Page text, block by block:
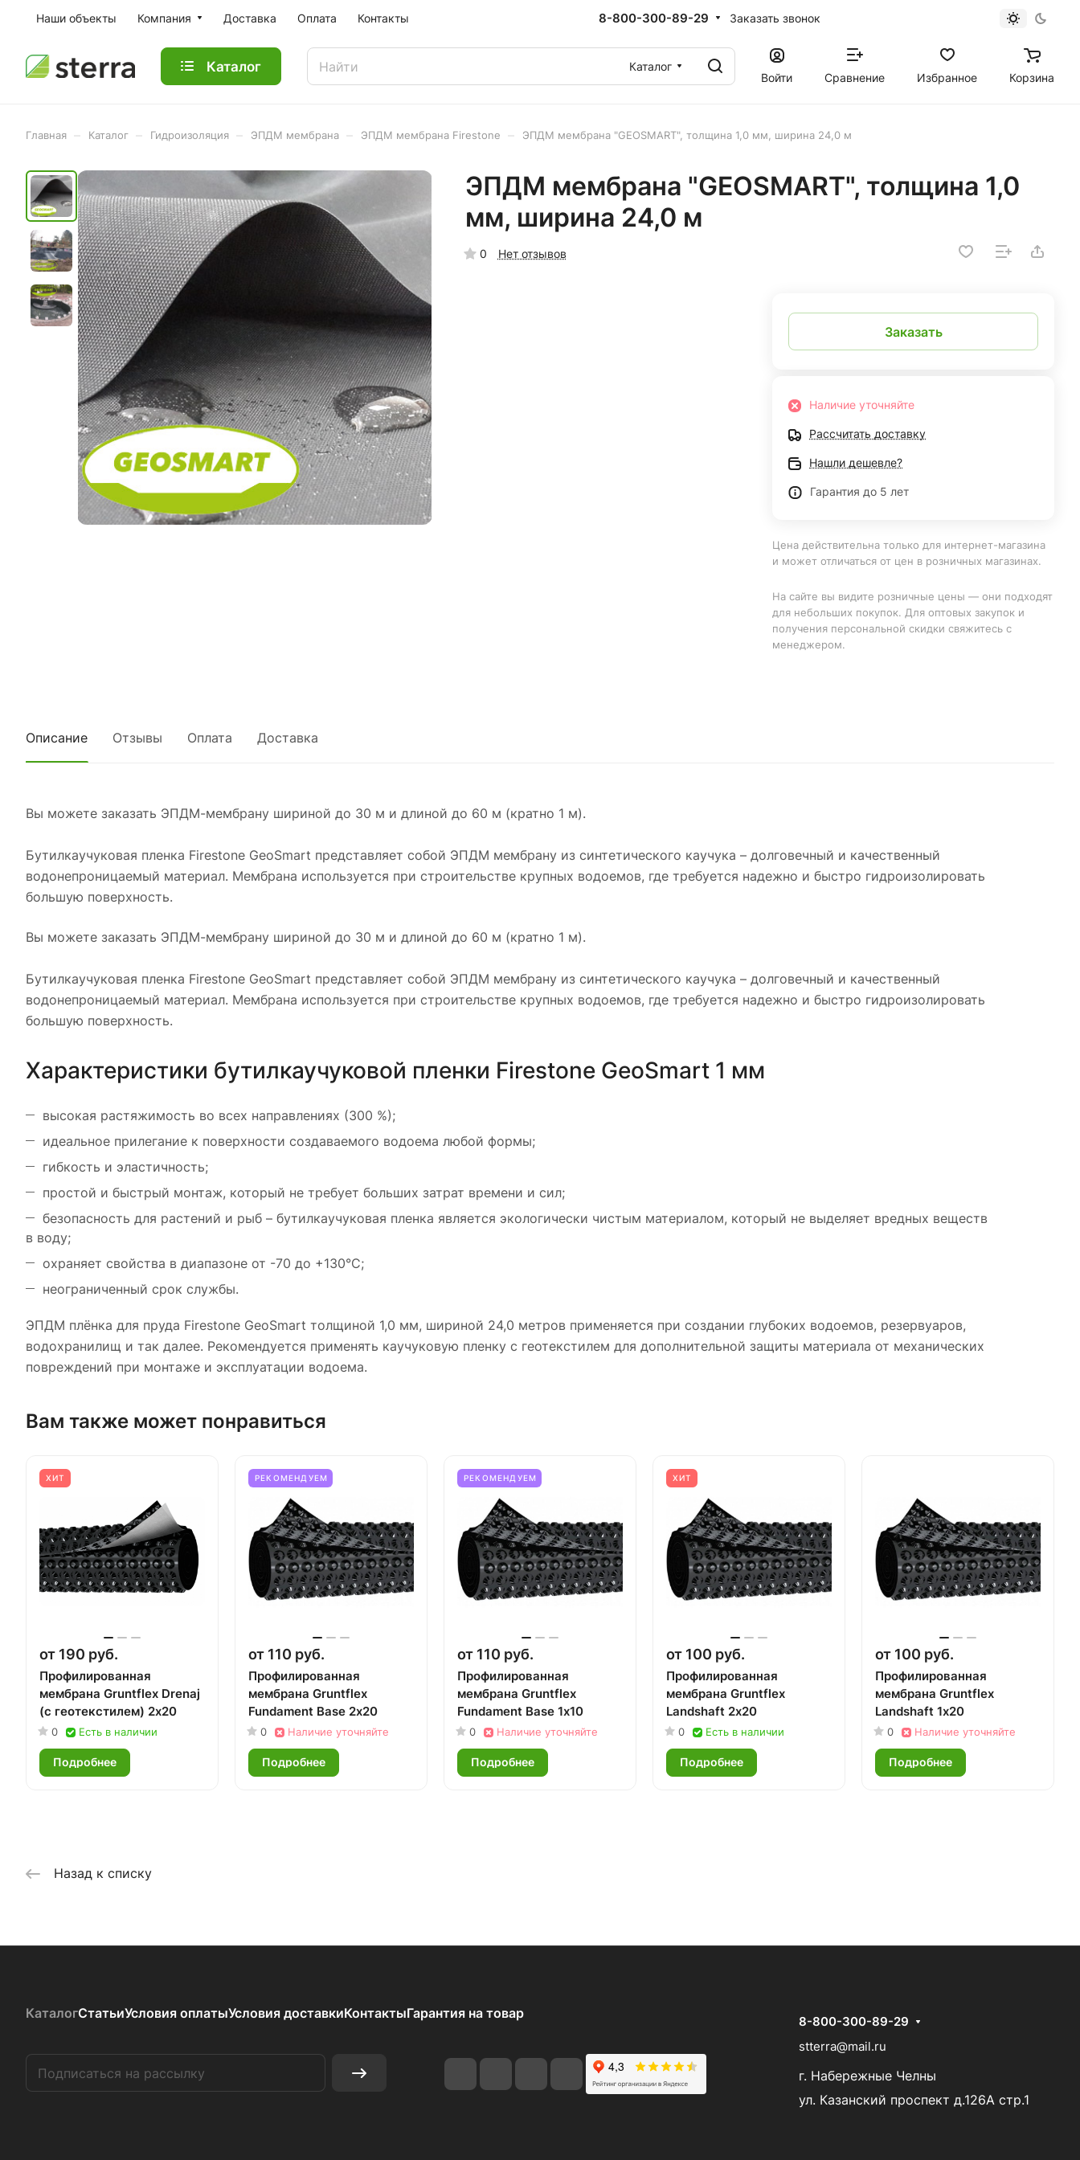
Наши объекты Компания Доставка Оплата Контакты 8-800-300-89-29 Заказать звонок
Каталог
Каталог
Войти
Сравнение Избранное Корзина
Главная Каталог Гидроизоляция ЭПДМ мембрана ЭПДМ мембрана Firestone ЭПДМ мембрана "GEOSMART", толщина 1,0 мм, ширина 24,0 м
ЭПДМ мембрана "GEOSMART", толщина 1,0
мм, ширина 24,0 м
0 Нет отзывов
Заказать
Наличие уточняйте
Рассчитать доставку
Нашли дешевле?
Гарантия до 5 лет
Цена действительна только для интернет-магазина
и может отличаться от цен в розничных магазинах.
На сайте вы видите розничные цены — они подходят
для небольших покупок. Для оптовых закупок и
получения персональной скидки свяжитесь с
менеджером.
Описание Отзывы Оплата Доставка
Вы можете заказать ЭПДМ-мембрану шириной до 30 м и длиной до 60 м (кратно 1 м).
Бутилкаучуковая пленка Firestone GeoSmart представляет собой ЭПДМ мембрану из синтетического каучука – долговечный и качественный
водонепроницаемый материал. Мембрана используется при строительстве крупных водоемов, где требуется надежно и быстро гидроизолировать
большую поверхность.
Вы можете заказать ЭПДМ-мембрану шириной до 30 м и длиной до 60 м (кратно 1 м).
Бутилкаучуковая пленка Firestone GeoSmart представляет собой ЭПДМ мембрану из синтетического каучука – долговечный и качественный
водонепроницаемый материал. Мембрана используется при строительстве крупных водоемов, где требуется надежно и быстро гидроизолировать
большую поверхность.
Характеристики бутилкаучуковой пленки Firestone GeoSmart 1 мм
высокая растяжимость во всех направлениях (300 %);
идеальное прилегание к поверхности создаваемого водоема любой формы;
гибкость и эластичность;
простой и быстрый монтаж, который не требует больших затрат времени и сил;
безопасность для растений и рыб – бутилкаучуковая пленка является экологически чистым материалом, который не выделяет вредных веществ
в воду;
охраняет свойства в диапазоне от -70 до +130°С;
неограниченный срок службы.
ЭПДМ плёнка для пруда Firestone GeoSmart толщиной 1,0 мм, шириной 24,0 метров применяется при создании глубоких водоемов, резервуаров,
водохранилищ и так далее. Рекомендуется применять каучуковую пленку с геотекстилем для дополнительной защиты материала от механических
повреждений при монтаже и эксплуатации водоема.
Вам также может понравиться
ХИТ
от 190 руб.
Профилированная
мембрана Gruntflex Drenaj
(c геотекстилем) 2х20
0 Есть в наличии
Подробнее
РЕКОМЕНДУЕМ
от 110 руб.
Профилированная
мембрана Gruntflex
Fundament Base 2х20
0 Наличие уточняйте
Подробнее
РЕКОМЕНДУЕМ
от 110 руб.
Профилированная
мембрана Gruntflex
Fundament Base 1х10
0 Наличие уточняйте
Подробнее
ХИТ
от 100 руб.
Профилированная
мембрана Gruntflex
Landshaft 2х20
0 Есть в наличии
Подробнее
от 100 руб.
Профилированная
мембрана Gruntflex
Landshaft 1х20
0 Наличие уточняйте
Подробнее
Назад к списку
КаталогСтатьиУсловия оплатыУсловия доставкиКонтактыГарантия на товар
8-800-300-89-29
stterra@mail.ru
г. Набережные Челны
ул. Казанский проспект д.126А стр.1